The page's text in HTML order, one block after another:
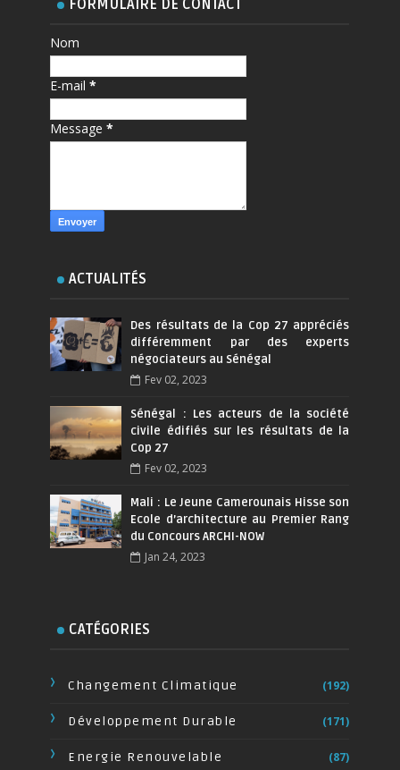
FORMULAIRE DE CONTACT
Nom
E-mail*
Message*
ACTUALITÉS
Des résultats de la Cop 27 appréciés
différemment par des experts
négociateurs au Sénégal
Fev 02, 2023
Sénégal : Les acteurs de la société
civile édifiés sur les résultats de la
Cop 27
Fev 02, 2023
Mali : Le Jeune Camerounais Hisse son
Ecole d’architecture au Premier Rang
du Concours ARCHI-NOW
Jan 24, 2023
CATÉGORIES
Changement Climatique (192)
Développement Durable (171)
Energie Renouvelable (87)